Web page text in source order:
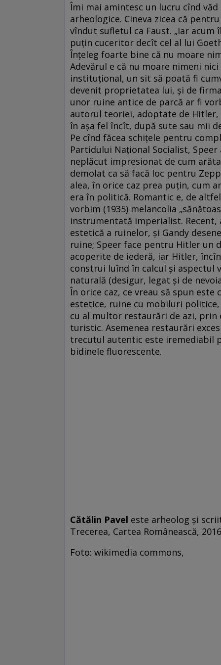
Îmi mai amintesc un lucru cînd
arheologice. Cineva zicea că
vîndut sufletul ca Faust. „Iar acum
puțin cuceritor decît cel al lui
Înțeleg foarte bine că nu moare
Adevărul e că nu moare nimeni
instituțional, un sit să poată fi
devenit proprietatea lui, și de
unor ruine antice de parcă ar fi
autorul teoriei, adoptate de
în așa fel încît, după sute sau mii
Pe cînd făcea schițele pentru
Partidului Național Socialist,
neplăcut impresionat de cum
demolat ca să facă loc pentru
alea, în orice caz prea puțin, cum
era în politică. Romantic e, de
vorbim (1935) melancolia
instrumentată imperialist. Recent,
estetică a ruinelor, și Gandy
ruine; Speer face pentru Hitler un
acoperite de iederă, iar Hitler,
construi luînd în calcul și
naturală (desigur, legat și de
În orice caz, ce vreau să spun
estetice, ruine cu mobiluri
cu al multor restaurări de azi,
turistic. Asemenea restaurări
trecutul autentic este iremediabil
bidinele fluorescente.
Cătălin Pavel este arheolog și
Trecerea, Cartea Românească,
Foto: wikimedia commons,